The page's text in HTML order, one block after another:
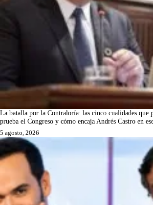
La batalla por la Contraloría: las cinco cualidades que
prueba el Congreso y cómo encaja Andrés Castro en
5 agosto, 2026